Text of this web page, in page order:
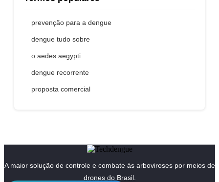
prevenção para a dengue
dengue tudo sobre
o aedes aegypti
dengue recorrente
proposta comercial
A maior solução de controle e combate às arboviroses por meios de
drones do Brasil.